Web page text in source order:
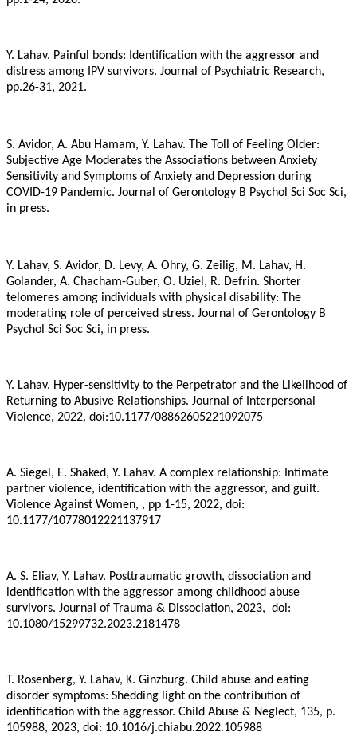
Y. Lahav. Painful bonds: Identification with the aggressor and
distress among IPV survivors. Journal of Psychiatric Research,
pp.26-31, 2021.
S. Avidor, A. Abu Hamam, Y. Lahav. The Toll of Feeling Older:
Subjective Age Moderates the Associations between Anxiety
Sensitivity and Symptoms of Anxiety and Depression during
COVID-19 Pandemic. Journal of Gerontology B Psychol Sci Soc Sci,
in press.
Y. Lahav, S. Avidor, D. Levy, A. Ohry, G. Zeilig, M. Lahav, H.
Golander, A. Chacham-Guber, O. Uziel, R. Defrin. Shorter
telomeres among individuals with physical disability: The
moderating role of perceived stress. Journal of Gerontology B
Psychol Sci Soc Sci, in press.
Y. Lahav. Hyper-sensitivity to the Perpetrator and the Likelihood of
Returning to Abusive Relationships. Journal of Interpersonal
Violence, 2022, doi:10.1177/08862605221092075
A. Siegel, E. Shaked, Y. Lahav. A complex relationship: Intimate
partner violence, identification with the aggressor, and guilt.
Violence Against Women, , pp 1-15, 2022, doi:
10.1177/10778012221137917
A. S. Eliav, Y. Lahav. Posttraumatic growth, dissociation and
identification with the aggressor among childhood abuse
survivors. Journal of Trauma & Dissociation, 2023, doi:
10.1080/15299732.2023.2181478
T. Rosenberg, Y. Lahav, K. Ginzburg. Child abuse and eating
disorder symptoms: Shedding light on the contribution of
identification with the aggressor. Child Abuse & Neglect, 135, p.
105988, 2023, doi: 10.1016/j.chiabu.2022.105988